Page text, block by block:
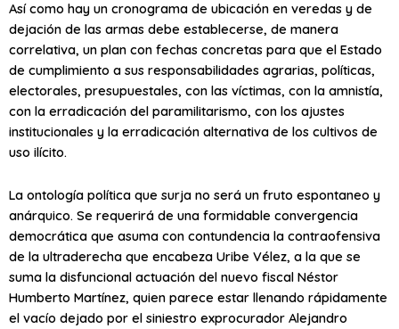
Así como hay un cronograma de ubicación en veredas y de
dejación de las armas debe establecerse, de manera
correlativa, un plan con fechas concretas para que el Estado
de cumplimiento a sus responsabilidades agrarias, políticas,
electorales, presupuestales, con las víctimas, con la amnistía,
con la erradicación del paramilitarismo, con los ajustes
institucionales y la erradicación alternativa de los cultivos de
uso ilícito.
La ontología política que surja no será un fruto espontaneo y
anárquico. Se requerirá de una formidable convergencia
democrática que asuma con contundencia la contraofensiva
de la ultraderecha que encabeza Uribe Vélez, a la que se
suma la disfuncional actuación del nuevo fiscal Néstor
Humberto Martínez, quien parece estar llenando rápidamente
el vacío dejado por el siniestro exprocurador Alejandro